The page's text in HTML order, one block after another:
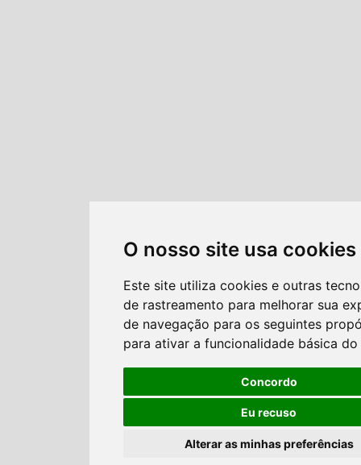
O nosso site usa cookies
Este site utiliza cookies e outras
de rastreamento para melhorar sua
de navegação para os seguintes
para ativar a funcionalidade básica
Concordo
Eu recuso
Alterar as minhas preferências